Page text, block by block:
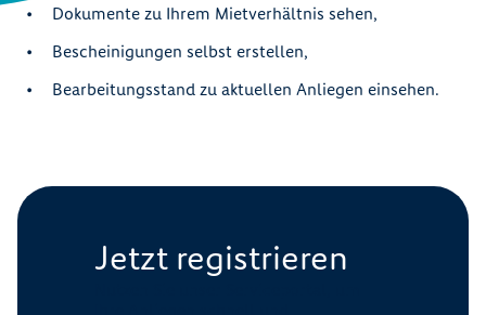
Dokumente zu Ihrem Mietverhältnis sehen,
Bescheinigungen selbst erstellen,
Bearbeitungsstand zu aktuellen Anliegen einsehen.
Jetzt registrieren